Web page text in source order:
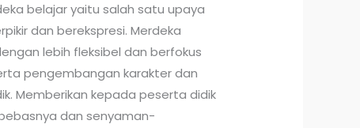
belajar yaitu salah satu upaya
dan berekspresi. Merdeka
lebih fleksibel dan berfokus
pengembangan karakter dan
Memberikan kepada peserta didik
dan senyaman-